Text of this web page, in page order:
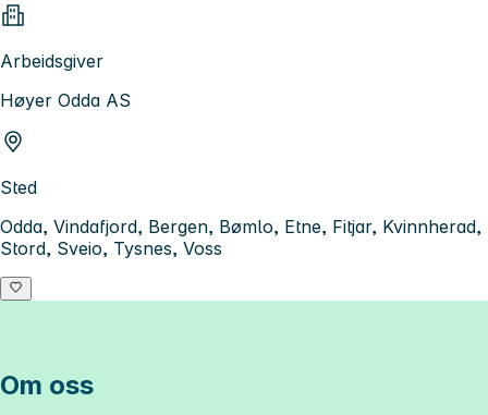
Arbeidsgiver
Høyer Odda AS
Sted
Odda, Vindafjord, Bergen, Bømlo, Etne, Fitjar, Kvinnherad,
Stord, Sveio, Tysnes, Voss
Om oss